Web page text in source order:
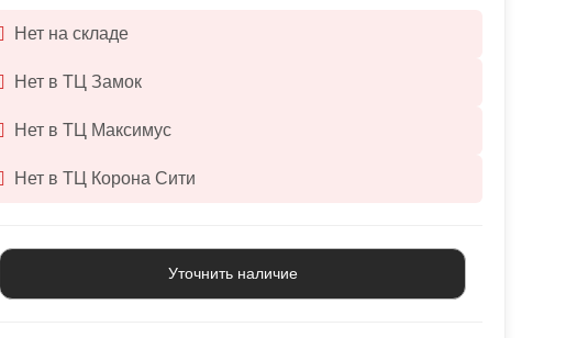
Нет на складе
Нет в ТЦ Замок
Нет в ТЦ Максимус
Нет в ТЦ Корона Сити
Уточнить наличие